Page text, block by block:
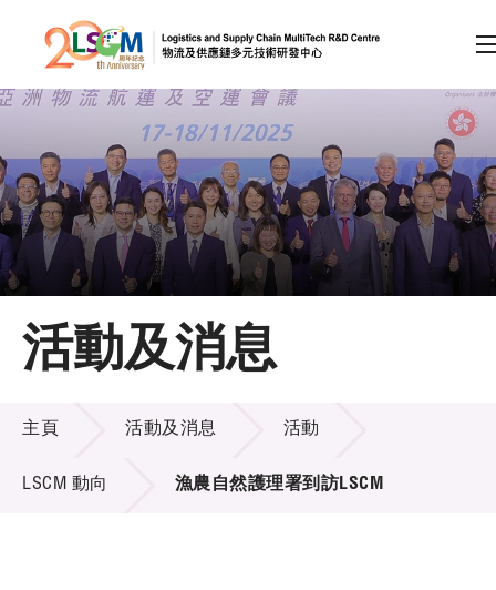
跳到內容（按回車鍵）
會員登入
A A EN 繁 简
主頁
關於LSCM
技術商品化
項目及資助計劃
活動及消息
活動及消息
活動及消息
主頁 活動及消息 活動
LSCM 動向 漁農自然護理署到訪LSCM